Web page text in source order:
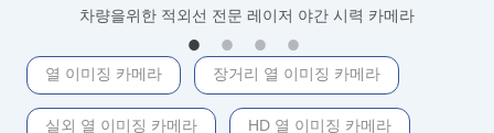
차량을위한 적외선 전문 레이저 야간 시력 카메라
열 이미징 카메라 장거리 열 이미징 카메라
실외 열 이미징 카메라 HD 열 이미징 카메라